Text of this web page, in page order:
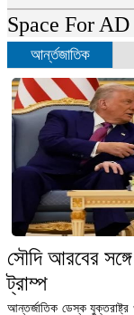
Space For AD
আর্ন্তজাতিক
সৌদি আরবের
ট্রাম্প
আন্তর্জাতিক ডেস্ক